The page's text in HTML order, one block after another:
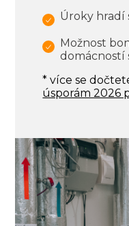
Úroky hradí
Možnost
domácností
* více se
úsporám 2026